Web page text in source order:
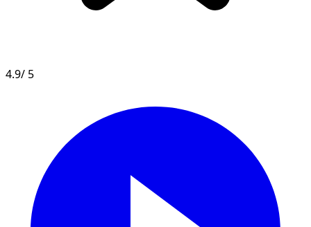
4.9/ 5